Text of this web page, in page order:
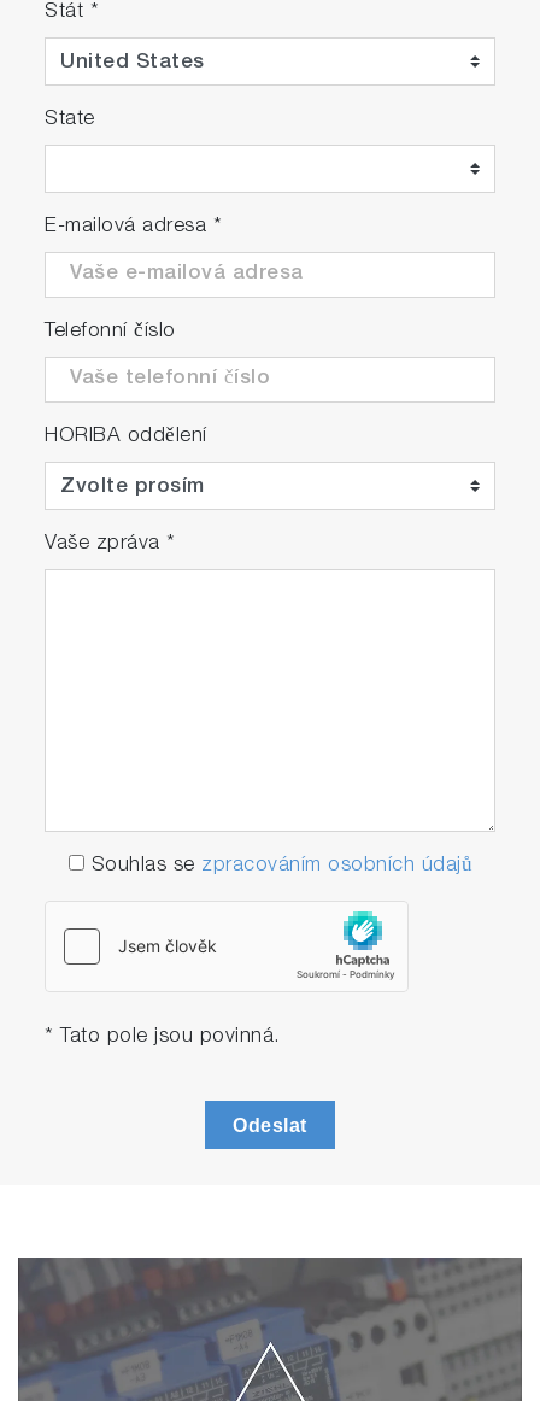
Stát *
State
E-mailová adresa *
Telefonní číslo
HORIBA oddělení
Vaše zpráva *
Souhlas se zpracováním osobních údajů
* Tato pole jsou povinná.
Odeslat